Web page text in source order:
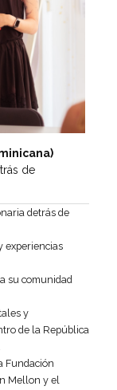
de
detrás de
experiencias
su comunidad
y
de la República
Fundación
Mellon y el